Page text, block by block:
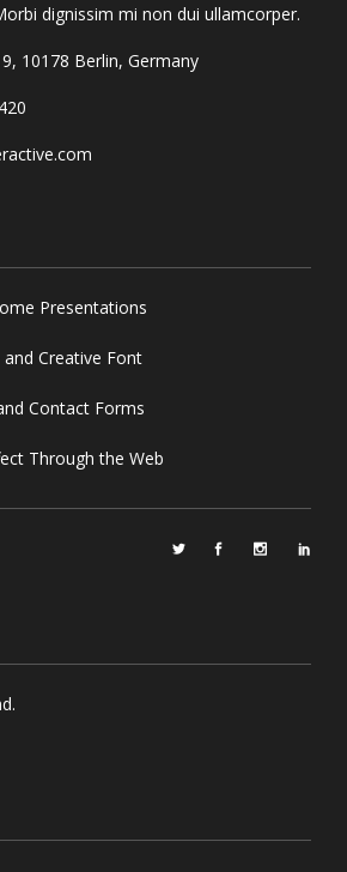
dignissim mi non dui ullamcorper.
10178 Berlin, Germany
Presentations
Creative Font
Contact Forms
Through the Web